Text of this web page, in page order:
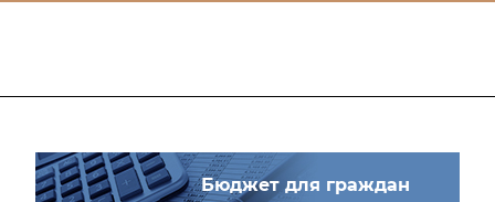
Бюджет для граждан